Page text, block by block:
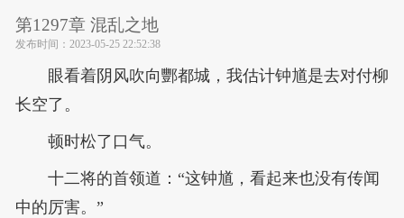
第1297章 混乱之地
发布时间： 2023-05-25 22:52:38
眼看着阴风吹向酆都城，我估计钟馗是去对付柳
长空了。
顿时松了口气。
十二将的首领道：“这钟馗，看起来也没有传闻
中的厉害。”